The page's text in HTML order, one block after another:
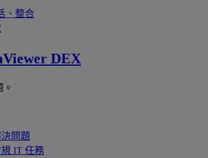
、整合
DEX
問題
IT 任務